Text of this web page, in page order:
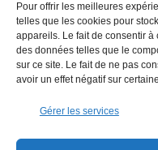
Pour offrir les meilleures
telles que les cookies pour
appareils. Le fait de consentir
des données telles que le
sur ce site. Le fait de ne pas
avoir un effet négatif sur
Gérer les services
Vos
informations données